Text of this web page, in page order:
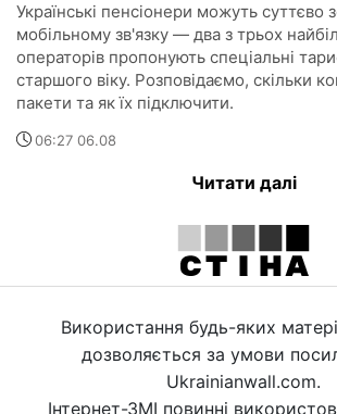
Українські пенсіонери можуть суттєво
мобільному зв'язку — два з трьох
операторів пропонують спеціальні
старшого віку. Розповідаємо, скільки
пакети та як їх підключити.
06:27 06.08
Читати далі
Використання будь-яких
дозволяється за умови
Ukrainianwall.com.
Інтернет-ЗМІ повинні